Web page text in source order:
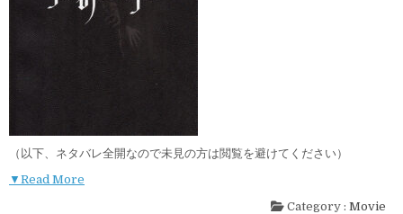
（以下、ネタバレ全開なので未見の方は閲覧を避けてください）
▼Read More
Category : Movie